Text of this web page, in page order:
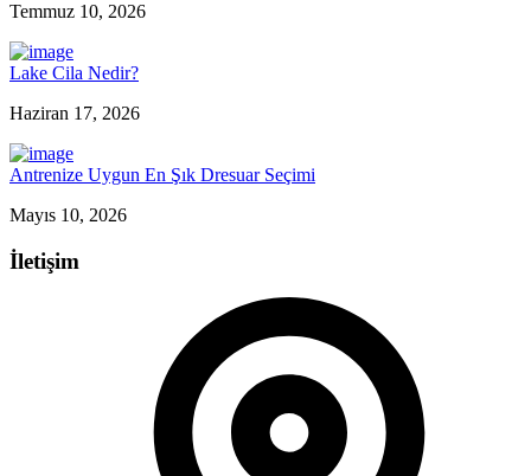
Temmuz 10, 2026
Lake Cila Nedir?
Haziran 17, 2026
Antrenize Uygun En Şık Dresuar Seçimi
Mayıs 10, 2026
İletişim